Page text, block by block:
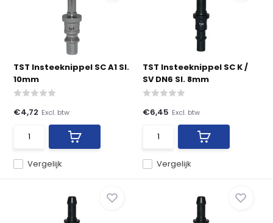
TST Insteeknippel SC A1 Sl.
10mm
Vergelijk
€4,72 Excl. btw
TST Insteeknippel SC K /
SV DN6 Sl. 8mm
Vergelijk
€6,45 Excl. btw